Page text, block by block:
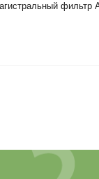
фильтр